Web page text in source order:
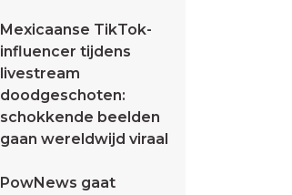
Mexicaanse TikTok-
influencer tijdens
livestream
doodgeschoten:
schokkende beelden
gaan wereldwijd viraal
PowNews gaat